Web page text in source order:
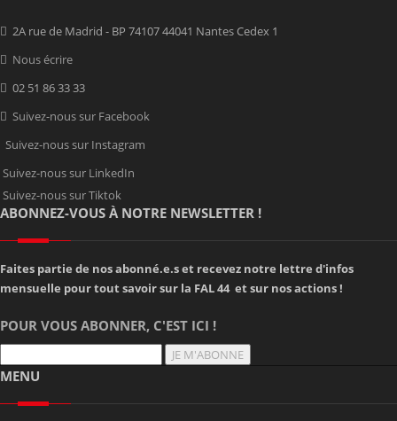
2A rue de Madrid - BP 74107 44041 Nantes Cedex 1
Nous écrire
02 51 86 33 33
Suivez-nous sur Facebook
Suivez-nous sur Instagram
Suivez-nous sur LinkedIn
Suivez-nous sur Tiktok
ABONNEZ-VOUS À NOTRE NEWSLETTER !
Faites partie de nos abonné.e.s et recevez notre lettre d'infos
mensuelle pour tout savoir sur la FAL 44 et sur nos actions !
POUR VOUS ABONNER, C'EST ICI !
JE M'ABONNE
MENU